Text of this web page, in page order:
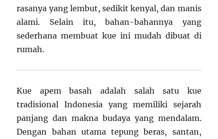
rasanya yang lembut, sedikit kenyal, dan manis
alami. Selain itu, bahan-bahannya yang
sederhana membuat kue ini mudah dibuat di
rumah.
Kue apem basah adalah salah satu kue
tradisional Indonesia yang memiliki sejarah
panjang dan makna budaya yang mendalam.
Dengan bahan utama tepung beras, santan,